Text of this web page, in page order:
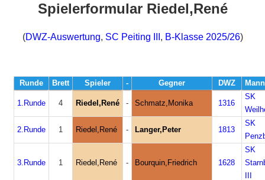
Spielerformular Riedel,René
(DWZ-Auswertung, SC Peiting III , B-Klasse 2025/26)
Runde Brett Spieler - Gegner DWZ
1.Runde 4 Riedel,René - Schmatz,Monika 1316
SK
2.Runde 1 Riedel,René - Langer,Peter 1813
SK
3.Runde 1 Riedel,René - Bourquin,Friedrich 1628
SK